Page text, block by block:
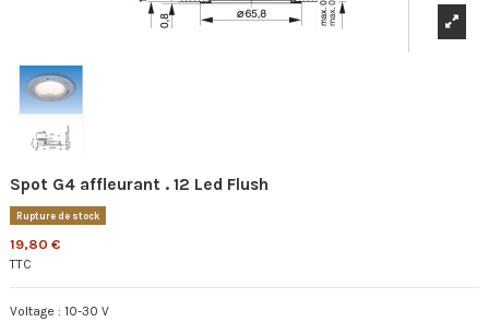
Spot G4 affleurant . 12 Led Flush
Rupture de stock
19,80 €
TTC
Voltage : 10-30 V